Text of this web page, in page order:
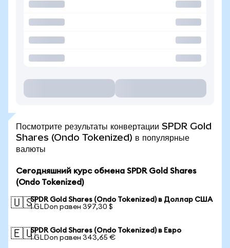
Посмотрите результаты конвертации SPDR Gold
Shares (Ondo Tokenized) в популярные
валюты
Сегодняшний курс обмена SPDR Gold Shares
(Ondo Tokenized)
🇺🇸SPDR Gold Shares (Ondo Tokenized) в Доллар США
1 GLDon равен 397,30 $
🇪🇺SPDR Gold Shares (Ondo Tokenized) в Евро
1 GLDon равен 343,65 €